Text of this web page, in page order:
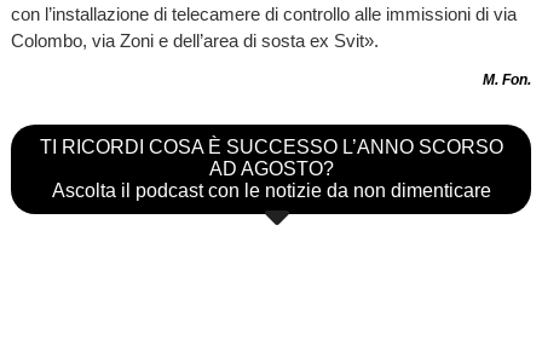
con l’installazione di telecamere di controllo alle immissioni di via
Colombo, via Zoni e dell’area di sosta ex Svit».
M. Fon.
TI RICORDI COSA È SUCCESSO L’ANNO SCORSO
AD AGOSTO?
Ascolta il podcast con le notizie da non dimenticare